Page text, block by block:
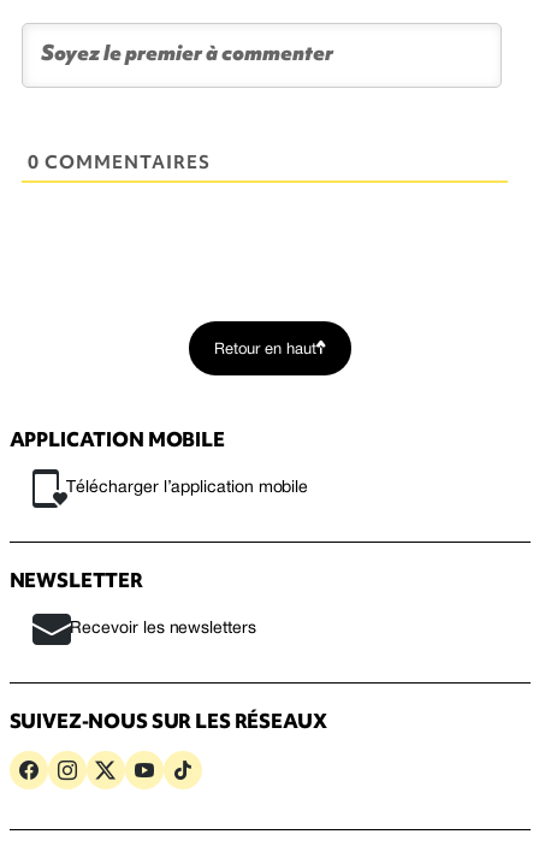
0 COMMENTAIRES
Retour en haut
APPLICATION MOBILE
Télécharger l’application mobile
NEWSLETTER
Recevoir les newsletters
SUIVEZ-NOUS SUR LES RÉSEAUX